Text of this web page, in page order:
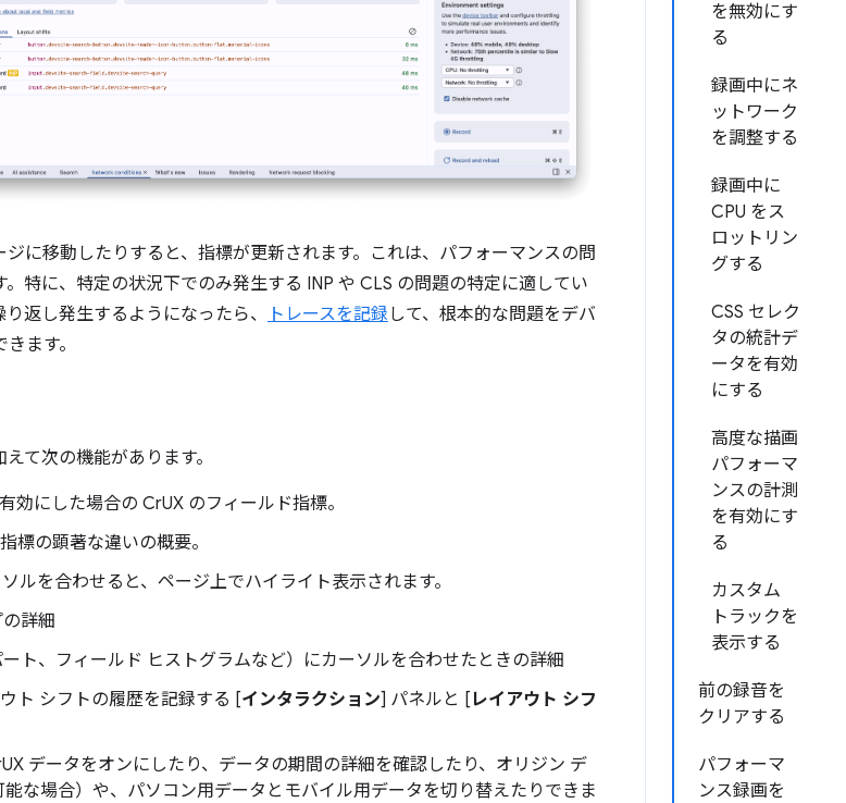
を無効にす
る
録画中にネ
ットワーク
を調整する
録画中に
CPU をス
ロットリン
グする
CSS セレク
タの統計デ
ータを有効
にする
高度な描画
パフォーマ
ンスの計測
を有効にす
る
カスタム
トラックを
表示する
前の録音を
クリアする
パフォーマ
ンス録画を
に移動したりすると、指標が更新されます。これは、パフォーマンスの問
特に、特定の状況下でのみ発生する INP や CLS の問題の特定に適してい
返し発生するようになったら、
トレースを記録 して、根本的な問題をデバ
ます。
て次の機能があります。
効にした場合の CrUX のフィールド指標。
標の顕著な違いの概要。
ルを合わせると、ページ上でハイライト表示されます。
詳細
ト、フィールド ヒストグラムなど）にカーソルを合わせたときの詳細
ト シフトの履歴を記録する [インタラクション] パネルと [ レイアウト シフ
データをオンにしたり、データの期間の詳細を確認したり、オリジン デ
能な場合）や、パソコン用データとモバイル用データを切り替えたりできま